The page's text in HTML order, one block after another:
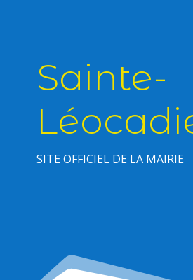
Sainte-
SITE OFFICIEL DE LA MAIRIE